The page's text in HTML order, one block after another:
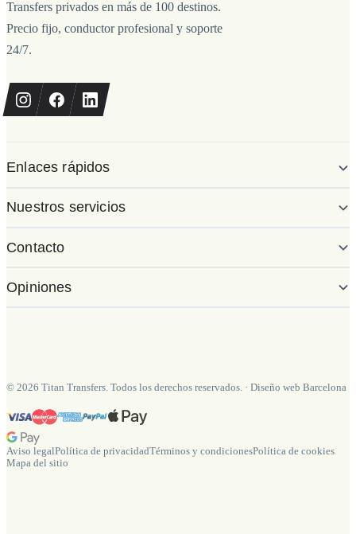
Transfers privados en más de 100 destinos.
Precio fijo, conductor profesional y soporte
24/7.
Enlaces rápidos
Nuestros servicios
Contacto
Opiniones
© 2026 Titan Transfers. Todos los derechos reservados. · Diseño web Barcelona
Aviso legalPolítica de privacidadTérminos y condicionesPolítica de cookies
Mapa del sitio